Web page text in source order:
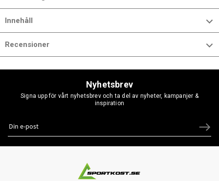
Innehåll
Recensioner
Nyhetsbrev
Signa upp för vårt nyhetsbrev och ta del av nyheter, kampanjer &
inspiration